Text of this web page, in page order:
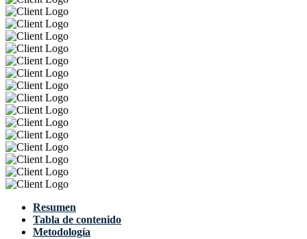
Resumen
Tabla de contenido
Metodología